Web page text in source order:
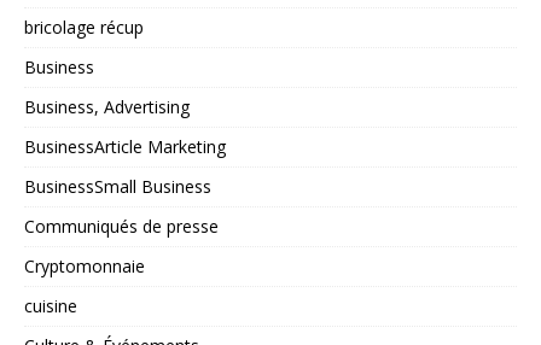
bricolage récup
Business
Business, Advertising
BusinessArticle Marketing
BusinessSmall Business
Communiqués de presse
Cryptomonnaie
cuisine